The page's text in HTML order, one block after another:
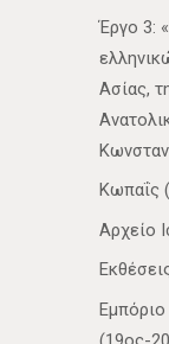
Έργο 3:
Ασίας,
Κωπαΐς
Αρχείο
Εμπόριο